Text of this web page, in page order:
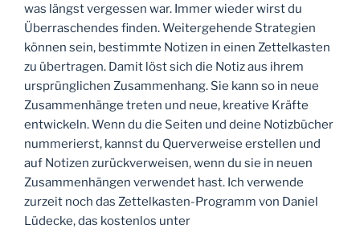
was längst vergessen war. Immer wieder wirst du
Überraschendes finden. Weitergehende Strategien
können sein, bestimmte Notizen in einen Zettelkasten
zu übertragen. Damit löst sich die Notiz aus ihrem
ursprünglichen Zusammenhang. Sie kann so in neue
Zusammenhänge treten und neue, kreative Kräfte
entwickeln. Wenn du die Seiten und deine Notizbücher
nummerierst, kannst du Querverweise erstellen und
auf Notizen zurückverweisen, wenn du sie in neuen
Zusammenhängen verwendet hast. Ich verwende
zurzeit noch das Zettelkasten-Programm von Daniel
Lüdecke, das kostenlos unter